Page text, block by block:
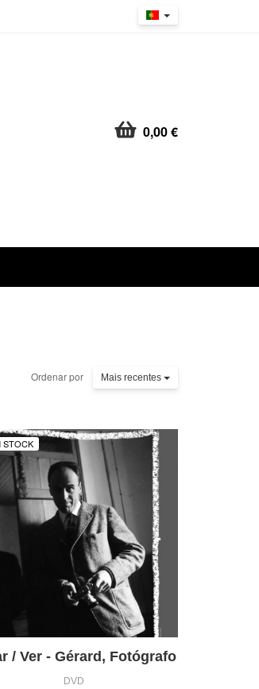
0,00 €
Ordenar por Mais recentes
STOCK
/ Ver - Gérard, Fotógrafo
DVD